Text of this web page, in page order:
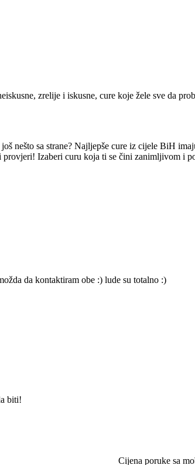
zrelije i iskusne, cure koje žele sve da
nešto sa strane? Najljepše cure iz cijele BiH
provjeri! Izaberi curu koja ti se čini zanimljivom i
da kontaktiram obe :) lude su totalno :)
biti!
Cijena poruke sa